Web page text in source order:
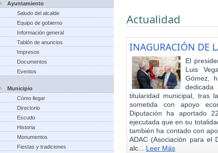
Ayuntamiento
Saludo del alcalde
Equipo de gobierno
Información general
Tablón de anuncios
Impresos
Documentos
Eventos
Municipio
Cómo llegar
Directorio
Escudo
Historia
Monumentos
Fiestas y tradiciones
Actualidad
INAGURACIÓN DE
El
Luis
Gómez,
titularidad municipal, tras
sometida con apoyo
Diputación ha aportado
ejecutada que en su
también ha contado con
ADAC (Asociación para el
alc... Leer Más